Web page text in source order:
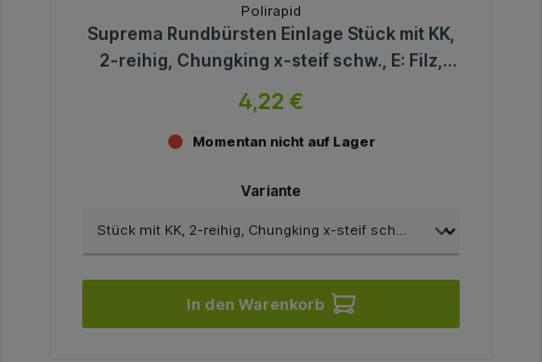
Polirapid
Suprema Rundbürsten Einlage Stück mit KK,
2-reihig, Chungking x-steif schw., E: Filz,
4,22 €
Momentan nicht auf Lager
Variante
In den Warenkorb